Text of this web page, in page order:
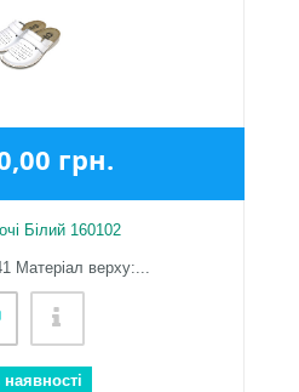
грн.
Білий 160102
Матеріал верху:...